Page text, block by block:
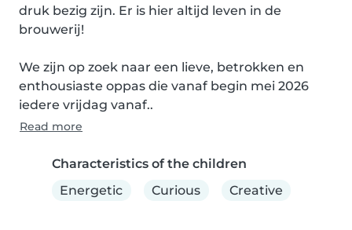
druk bezig zijn. Er is hier altijd leven in de
brouwerij!
We zijn op zoek naar een lieve, betrokken en
enthousiaste oppas die vanaf begin mei 2026
iedere vrijdag vanaf..
Read more
Characteristics of the children
Energetic
Curious Creative